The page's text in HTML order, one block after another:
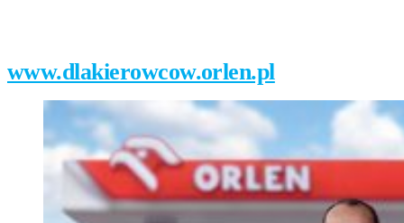
www.dlakierowcow.orlen.pl